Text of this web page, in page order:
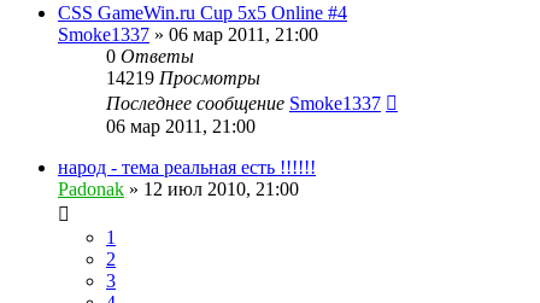
CSS GameWin.ru Cup 5x5 Online #4
Smoke1337 » 06 мар 2011, 21:00
0 Ответы
14219 Просмотры
Последнее сообщение Smoke1337
06 мар 2011, 21:00
народ - тема реальная есть !!!!!!
Padonak » 12 июл 2010, 21:00
1
2
3